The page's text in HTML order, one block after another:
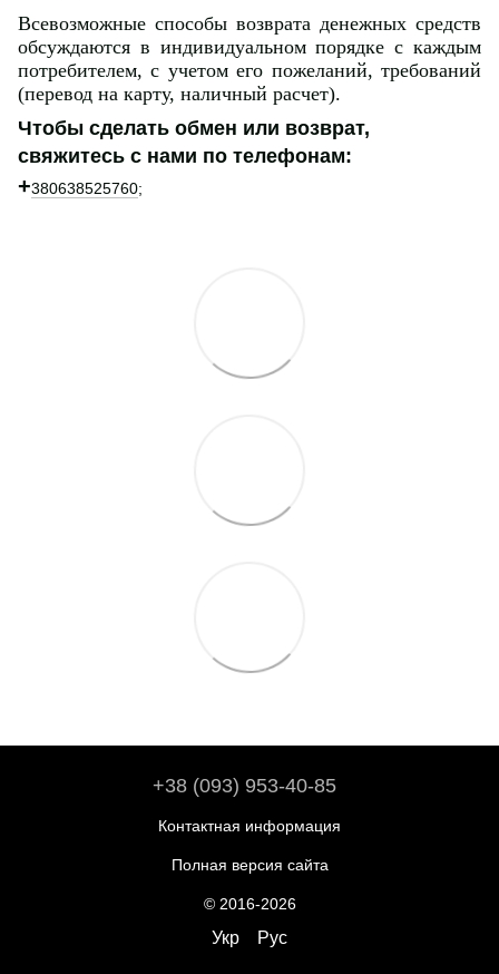
Всевозможные способы возврата денежных средств
обсуждаются в индивидуальном порядке с каждым
потребителем, с учетом его пожеланий, требований
(перевод на карту, наличный расчет).
Чтобы сделать обмен или возврат,
свяжитесь с нами по телефонам:
+380638525760;
+38 (093) 953-40-85
Контактная информация
Полная версия сайта
© 2016-2026
Укр Рус